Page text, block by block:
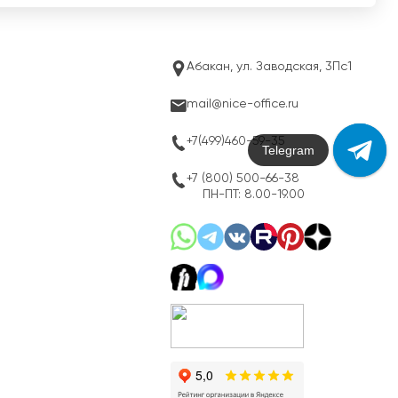
Абакан, ул. Заводская, 3Пс1
mail@nice-office.ru
+7(499)460-59-35
+7 (800) 500-66-38
ПН-ПТ: 8.00-19.00
Max